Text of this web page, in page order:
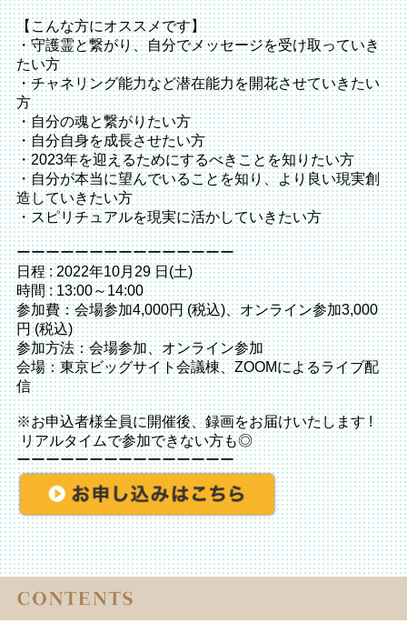
【こんな方にオススメです】
・守護霊と繋がり、自分でメッセージを受け取っていき
たい方
・チャネリング能力など潜在能力を開花させていきたい
方
・自分の魂と繋がりたい方
・自分自身を成長させたい方
・2023年を迎えるためにするべきことを知りたい方
・自分が本当に望んでいることを知り、より良い現実創
造していきたい方
・スピリチュアルを現実に活かしていきたい方
ーーーーーーーーーーーーーーー
日程 : 2022年10月29 日(土)
時間 : 13:00～14:00
参加費：会場参加4,000円 (税込)、オンライン参加3,000
円 (税込)
参加方法：会場参加、オンライン参加
会場：東京ビッグサイト会議棟、ZOOMによるライブ配
信
※お申込者様全員に開催後、録画をお届けいたします !
リアルタイムで参加できない方も◎
ーーーーーーーーーーーーーーー